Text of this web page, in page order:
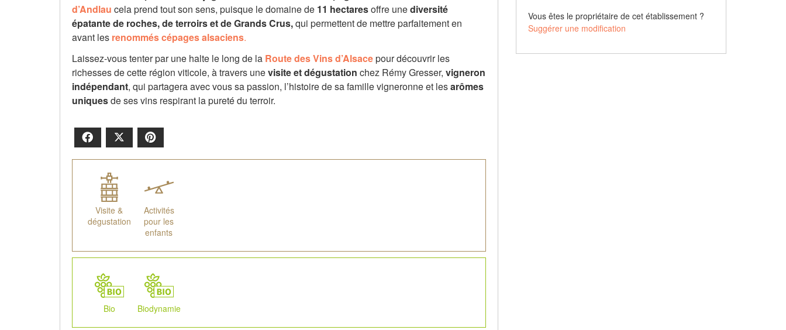
d’Andlau cela prend tout son sens, puisque le domaine de 11 hectaresoffre unediversité
épatantede roches, de terroirs et de Grands Crus,qui permettent de mettre parfaitement en
avant les renommés cépages alsaciens.
Laissez-vous tenter par une halte le long de la Route des Vins d’Alsacepour découvrir les
richesses de cette région viticole, à travers unevisite et dégustation chez Rémy Gresser, vigneron
indépendant, qui partagera avec vous sa passion, l’histoire de sa famille vigneronne et lesarômes
uniquesde ses vins respirant la pureté du terroir.
Facebook
Visite &
dégustation
Activités
pour les
enfants
Bio Biodynamie
Vous êtes le propriétaire de cet établissement ?
Suggérer une modification